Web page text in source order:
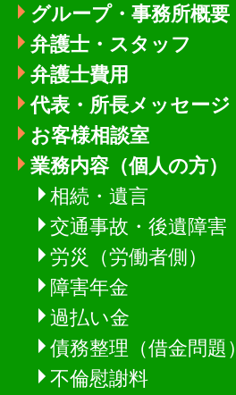
グループ・事務所概要
弁護士・スタッフ
弁護士費用
代表・所長メッセージ
お客様相談室
業務内容（個人の方）
相続・遺言
交通事故・後遺障害
労災（労働者側）
障害年金
過払い金
債務整理（借金問題）
不倫慰謝料